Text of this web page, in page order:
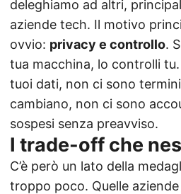
deleghiamo ad altri,
aziende tech. Il motivo
ovvio: privacy e controllo.
tua macchina, lo controlli
tuoi dati, non ci sono
cambiano, non ci sono
sospesi senza preavviso.
I trade-off che
C’è però un lato della
troppo poco. Quelle